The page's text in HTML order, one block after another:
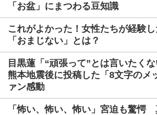
「お盆」にまつわる豆知識
これがよかった！女性たちが経験
「おまじない」とは？
目黒蓮「“頑張って”とは言いたく
熊本地震後に投稿した「8文字のメ
ァン感動
「怖い、怖い、怖い」宮迫も驚愕